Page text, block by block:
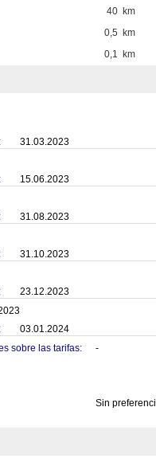
40 km
0,5 km
0,1 km
31.03.2023
15.06.2023
31.08.2023
31.10.2023
23.12.2023
03.01.2024
sobre las tarifas:
-
Sin